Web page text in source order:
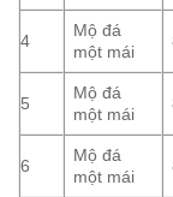
4
Mộ đá
một mái
5
Mộ đá
một mái
6
Mộ đá
một mái